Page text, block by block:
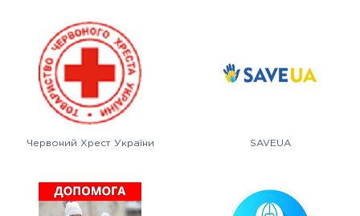
Червоний Хрест України SAVEUA